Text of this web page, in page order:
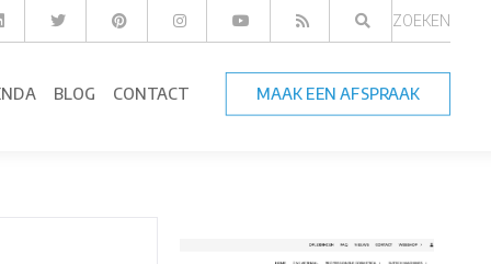
ZOEKEN
BLOG CONTACT MAAK EEN AFSPRAAK